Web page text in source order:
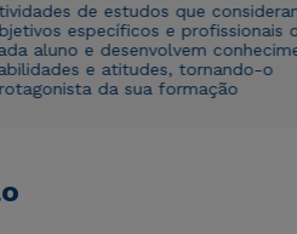
de estudos que
específicos e profissionais
aluno e desenvolvem
e atitudes, tornando-o
da sua formação
Estou de acordo com aPolítica
autorizo que meus dados sejam
envio de conteúdos da Cruzeiro
Estou de acordo com aPolítica
autorizo que meus dados sejam
envio de conteúdos da Cruzeiro